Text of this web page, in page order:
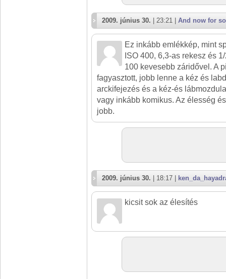
2009. június 30. | 23:21 | And now for
completely different
Ez inkább emlékkép, mint
ISO 400, 6,3-as rekesz és
100 kevesebb záridővel. A
fagyasztott, jobb lenne a kéz és
arckifejezés és a kéz-és
vagy inkább komikus. Az élesség
jobb.
2009. június 30. | 18:17 |
kicsit sok az élesítés